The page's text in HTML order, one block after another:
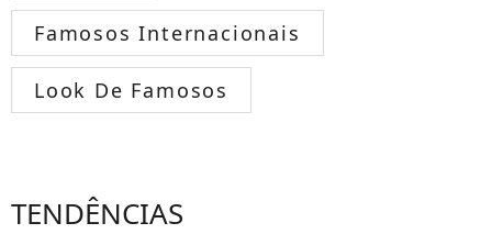
Famosos Internacionais
Look De Famosos
TENDÊNCIAS